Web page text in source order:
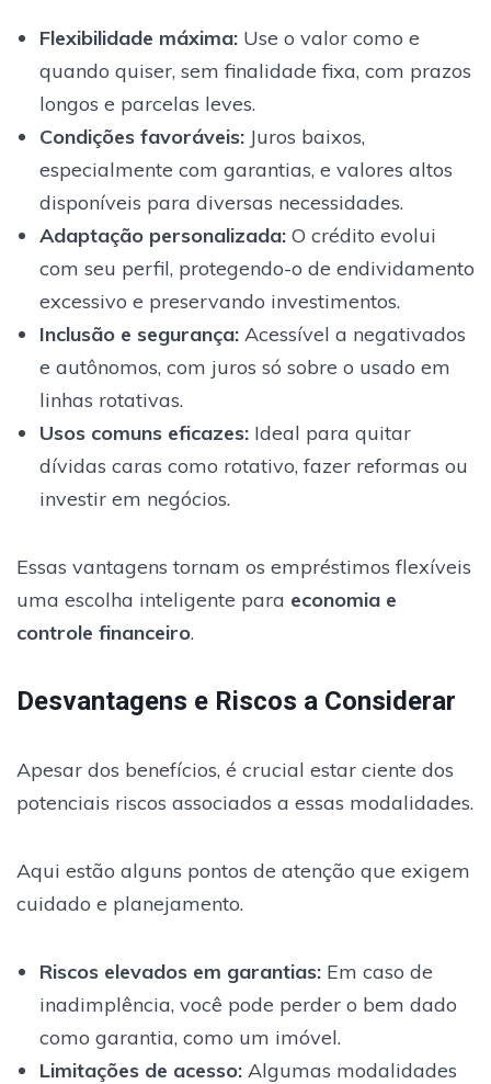
Flexibilidade máxima:Use o valor como e
quando quiser, sem finalidade fixa, com prazos
longos e parcelas leves.
Condições favoráveis:Juros baixos,
especialmente com garantias, e valores altos
disponíveis para diversas necessidades.
Adaptação personalizada:O crédito evolui
com seu perfil, protegendo-o de endividamento
excessivo e preservando investimentos.
Inclusão e segurança:Acessível a negativados
e autônomos, com juros só sobre o usado em
linhas rotativas.
Usos comuns eficazes:Ideal para quitar
dívidas caras como rotativo, fazer reformas ou
investir em negócios.
Essas vantagens tornam os empréstimos flexíveis
uma escolha inteligente para economia e
controle financeiro.
Desvantagens e Riscos a Considerar
Apesar dos benefícios, é crucial estar ciente dos
potenciais riscos associados a essas modalidades.
Aqui estão alguns pontos de atenção que exigem
cuidado e planejamento.
Riscos elevados em garantias:Em caso de
inadimplência, você pode perder o bem dado
como garantia, como um imóvel.
Limitações de acesso:Algumas modalidades